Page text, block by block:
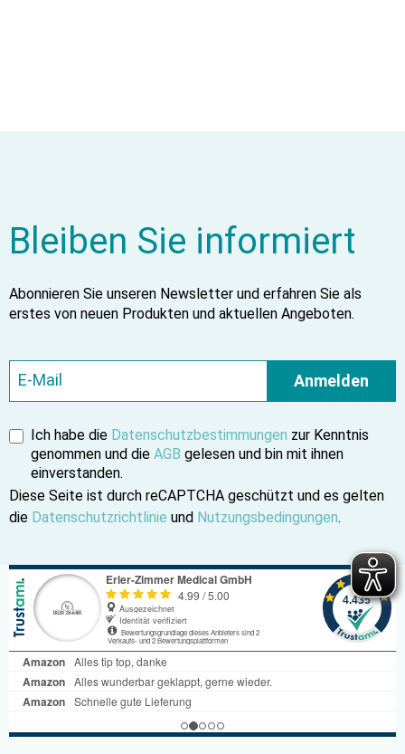
Bleiben Sie informiert
Abonnieren Sie unseren Newsletter und erfahren Sie als
erstes von neuen Produkten und aktuellen Angeboten.
Anmelden
Ich habe die Datenschutzbestimmungen zur Kenntnis
genommen und die AGB gelesen und bin mit ihnen
einverstanden.
Diese Seite ist durch reCAPTCHA geschützt und es gelten
die Datenschutzrichtlinie und Nutzungsbedingungen.